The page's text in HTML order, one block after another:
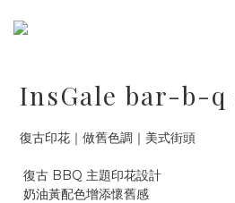
InsGale bar-b-q
復古印花｜做舊色調｜美式街頭
復古 BBQ 主題印花設計
奶油黃配色增添懷舊感